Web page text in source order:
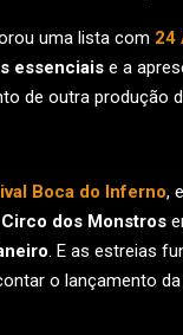
uma lista com 24
essenciais e a
de outra produção
Boca do Inferno,
Circo dos Monstros
. E as estreias
o lançamento